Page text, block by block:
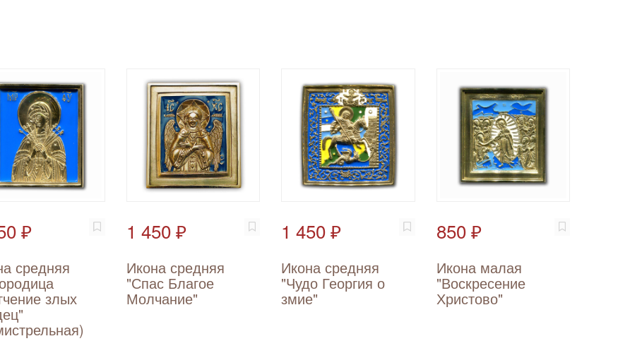
₽
средняя
злых
1 450 ₽
Икона средняя
"Спас Благое
Молчание"
1 450 ₽
Икона средняя
"Чудо Георгия о
змие"
850 ₽
Икона малая
"Воскресение
Христово"